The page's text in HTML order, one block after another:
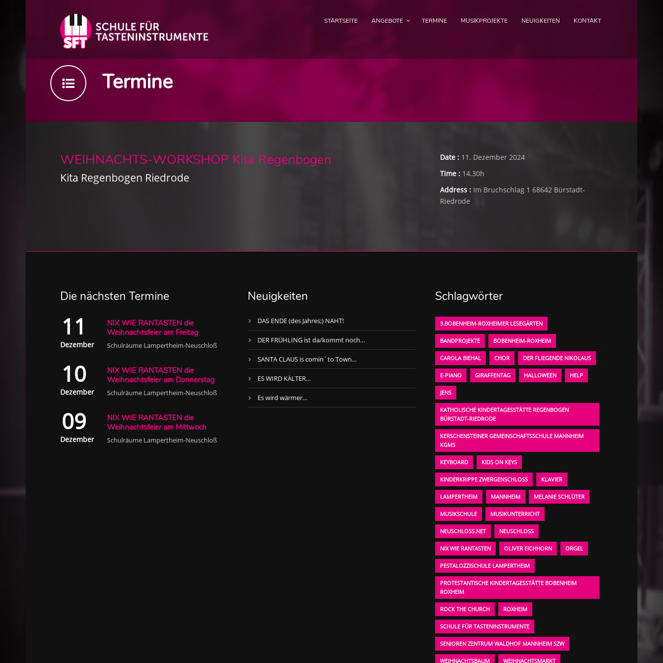
STARTSEITE ANGEBOTE TERMINE MUSIKPROJEKTE NEUIGKEITEN KONTAKT
Termine
Date : 11. Dezember 2024
Time : 14.30h
Address : Im Bruchschlag 1 68642 Bürstadt-
Riedrode
WEIHNACHTS-WORKSHOP Kita Regenbogen
Kita Regenbogen Riedrode
Die nächsten Termine
11
Dezember
NIX WIE RANTASTEN die
Weihnachtsfeier am Freitag
Schulräume Lampertheim-Neuschloß
10
Dezember
NIX WIE RANTASTEN die
Weihnachtsfeier am Donnerstag
Schulräume Lampertheim-Neuschloß
09
Dezember
NIX WIE RANTASTEN die
Weihnachtsfeier am Mittwoch
Schulräume Lampertheim-Neuschloß
Neuigkeiten
DAS ENDE (des Jahres;) NAHT!
DER FRÜHLING ist da/kommt noch…
SANTA CLAUS is comin´to Town…
ES WIRD KÄLTER…
Es wird wärmer…
Schlagwörter
3.BOBENHEIM-ROXHEIMER LESEGÄRTEN
BANDPROJEKTE BOBENHEIM-ROXHEIM
CAROLA BIEHAL CHOR DER FLIEGENDE NIKOLAUS
E-PIANO GIRAFFENTAG HALLOWEEN HELP
JENS
KATHOLISCHE KINDERTAGESSTÄTTE REGENBOGEN
BÜRSTADT-RIEDRODE
KERSCHENSTEINER GEMEINSCHAFTSSCHULE MANNHEIM
KGMS
KEYBOARD KIDS ON KEYS
KINDERKRIPPE ZWERGENSCHLOSS KLAVIER
LAMPERTHEIM MANNHEIM MELANIE SCHLÜTER
MUSIKSCHULE MUSIKUNTERRICHT
NEUSCHLOSS.NET NEUSCHLOSS
NIX WIE RANTASTEN OLIVER EICHHORN ORGEL
PESTALOZZISCHULE LAMPERTHEIM
PROTESTANTISCHE KINDERTAGESSTÄTTE BOBENHEIM
ROXHEIM
ROCK THE CHURCH ROXHEIM
SCHULE FÜR TASTENINSTRUMENTE
SENIOREN ZENTRUM WALDHOF MANNHEIM SZW
WEIHNACHTSBAUM WEIHNACHTSMARKT